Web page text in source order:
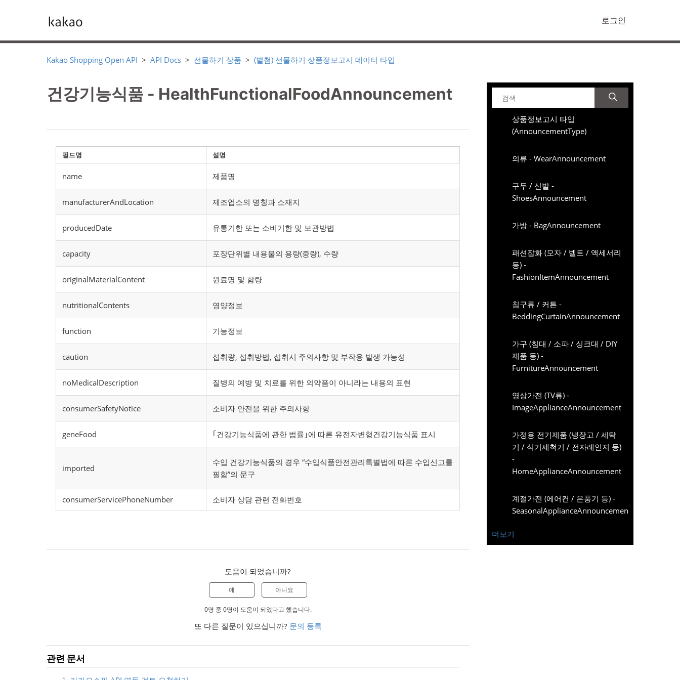
로그인
Kakao Shopping Open API API Docs 선물하기 상품 (별첨) 선물하기 상품정보고시 데이터 타입
상품정보고시 타입
(AnnouncementType)
의류 - WearAnnouncement
구두 / 신발 -
ShoesAnnouncement
가방 - BagAnnouncement
패션잡화 (모자 / 벨트 / 액세서리
등) -
FashionItemAnnouncement
침구류 / 커튼 -
BeddingCurtainAnnouncement
가구 (침대 / 소파 / 싱크대 / DIY
제품 등) -
FurnitureAnnouncement
영상가전 (TV류) -
ImageApplianceAnnouncement
가정용 전기제품 (냉장고 / 세탁
기 / 식기세척기 / 전자레인지 등)
-
HomeApplianceAnnouncement
계절가전 (에어컨 / 온풍기 등) -
SeasonalApplianceAnnouncement
더보기
건강기능식품 - HealthFunctionalFoodAnnouncement
필드명 설명
name 제품명
manufacturerAndLocation 제조업소의 명칭과 소재지
producedDate 유통기한 또는 소비기한 및 보관방법
capacity 포장단위별 내용물의 용량(중량), 수량
originalMaterialContent 원료명 및 함량
nutritionalContents 영양정보
function 기능정보
caution 섭취량, 섭취방법, 섭취시 주의사항 및 부작용 발생 가능성
noMedicalDescription 질병의 예방 및 치료를 위한 의약품이 아니라는 내용의 표현
consumerSafetyNotice 소비자 안전을 위한 주의사항
geneFood ｢건강기능식품에 관한 법률｣에 따른 유전자변형건강기능식품 표시
imported
수입 건강기능식품의 경우 “수입식품안전관리특별법에 따른 수입신고를
필함”의 문구
consumerServicePhoneNumber 소비자 상담 관련 전화번호
도움이 되었습니까?
예 아니요
0명 중 0명이 도움이 되었다고 했습니다.
또 다른 질문이 있으십니까? 문의 등록
관련 문서